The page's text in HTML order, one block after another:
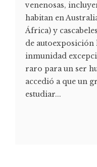
venenosas,
habitan en
África) y
de
inmunidad
raro para un ser
accedió a que un
estudiar...